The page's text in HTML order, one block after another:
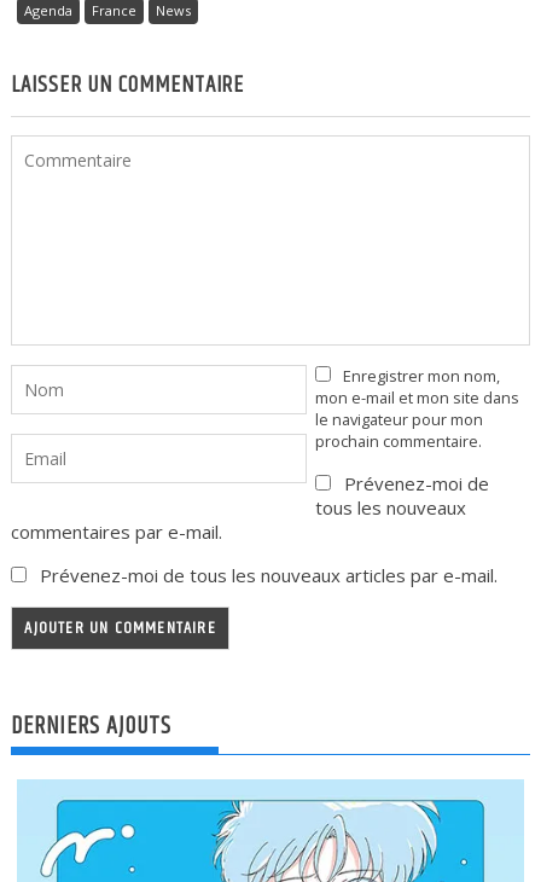
Agenda France News
LAISSER UN COMMENTAIRE
Enregistrer mon nom,
mon e-mail et mon site dans
le navigateur pour mon
prochain commentaire.
Prévenez-moi de
tous les nouveaux
commentaires par e-mail.
Prévenez-moi de tous les nouveaux articles par e-mail.
DERNIERS AJOUTS